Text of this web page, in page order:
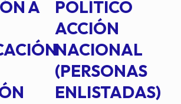
A
POLÍTICO
ACCIÓN
NACIONAL
(PERSONAS
ENLISTADAS)